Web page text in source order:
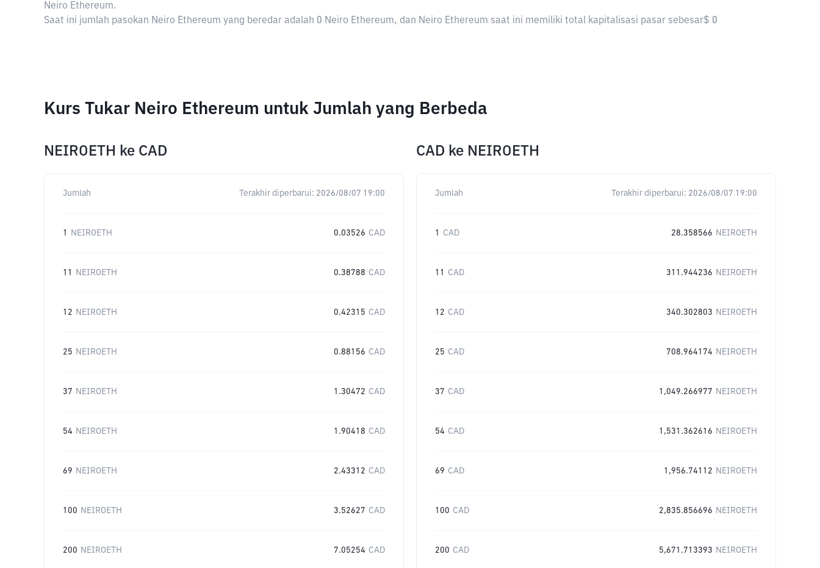
Neiro Ethereum.
Saat ini jumlah pasokan Neiro Ethereum yang beredar adalah 0 Neiro Ethereum, dan Neiro Ethereum saat ini memiliki total kapitalisasi pasar sebesar$ 0
Kurs Tukar Neiro Ethereum untuk Jumlah yang Berbeda
NEIROETH ke CAD
Jumlah Terakhir diperbarui: 2026/08/07 19:00
1 NEIROETH 0.03526 CAD
11 NEIROETH 0.38788 CAD
12 NEIROETH 0.42315 CAD
25 NEIROETH 0.88156 CAD
37 NEIROETH 1.30472 CAD
54 NEIROETH 1.90418 CAD
69 NEIROETH 2.43312 CAD
100 NEIROETH 3.52627 CAD
200 NEIROETH 7.05254 CAD
CAD ke NEIROETH
Jumlah Terakhir diperbarui: 2026/08/07 19:00
1 CAD 28.358566 NEIROETH
11 CAD 311.944236 NEIROETH
12 CAD 340.302803 NEIROETH
25 CAD 708.964174 NEIROETH
37 CAD 1,049.266977 NEIROETH
54 CAD 1,531.362616 NEIROETH
69 CAD 1,956.74112 NEIROETH
100 CAD 2,835.856696 NEIROETH
200 CAD 5,671.713393 NEIROETH